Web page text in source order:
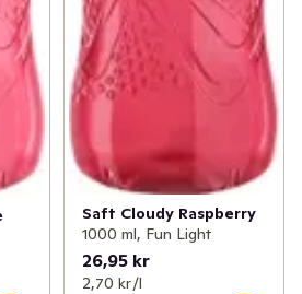
Saft Cloudy Raspberry
1000 ml, Fun Light
26,95 kr
2,70 kr /l